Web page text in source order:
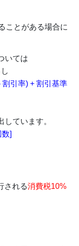
ことがある場合に
いては
割引率) + 割引基準
ています。
]
される消費税10%